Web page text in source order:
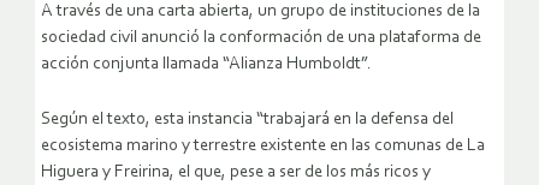
A través de una carta abierta, un grupo de instituciones de la
sociedad civil anunció la conformación de una plataforma de
acción conjunta llamada “Alianza Humboldt”.
Según el texto, esta instancia “trabajará en la defensa del
ecosistema marino y terrestre existente en las comunas de La
Higuera y Freirina, el que, pese a ser de los más ricos y